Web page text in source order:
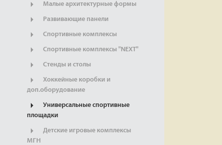
Малые архитектурные формы
Развивающие панели
Спортивные комплексы
Спортивные комплексы "NEXT"
Стенды и столы
Хоккейные коробки и
доп.оборудование
Универсальные спортивные
площадки
Детские игровые комплексы
МГН